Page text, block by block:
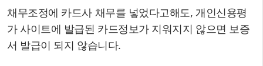
채무조정에 카드사 채무를 넣었다고해도, 개인신용평
가 사이트에 발급된 카드정보가 지워지지 않으면 보증
서 발급이 되지 않습니다.